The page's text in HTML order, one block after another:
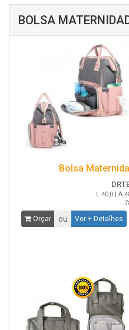
BOLSA
Bolsa
L 40,0 | A
Orçar ou Ver + Detalhes